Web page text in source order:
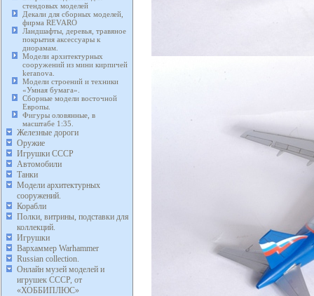
стендовых моделей
Декали для сборных моделей,
фирма REVARO
Ландшафты, деревья, травяное
покрытия аксессуары к
диорамам.
Модели архитектурных
сооружений из мини кирпичей
keranova.
Модели строений и техники
«Умная бумага».
Сборные модели восточной
Европы.
Фигуры оловянные, в
масштабе 1:35.
Железные дороги
Оружие
Игрушки СССР
Автомобили
Танки
Модели архитектурных
сооружений.
Корабли
Полки, витрины, подставки для
коллекций.
Игрушки
Вархаммер Warhammer
Russian collection.
Онлайн музей моделей и
игрушек СССР, от
«ХОББИПЛЮС»